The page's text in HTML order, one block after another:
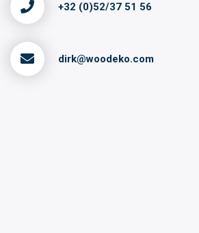
+32 (0)52/37 51 56
dirk@woodeko.com